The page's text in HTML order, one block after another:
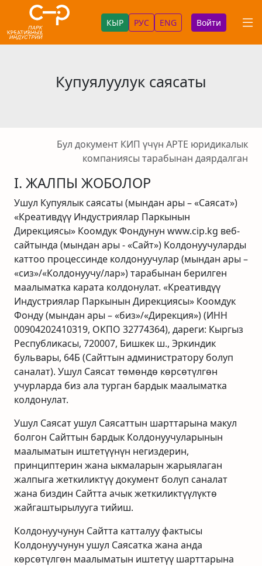
КЫР РУС ENG Войти
Купуялуулук саясаты
Бул документ КИП үчүн АРТЕ юридикалык
компаниясы тарабынан даярдалган
I. ЖАЛПЫ ЖОБОЛОР
Ушул Купуялык саясаты (мындан ары – «Саясат»)
«Креативдүү Индустриялар Паркынын
Дирекциясы» Коомдук Фондунун www.cip.kg веб-
сайтында (мындан ары - «Сайт») Колдонуучуларды
каттоо процессинде колдонуучулар (мындан ары –
«сиз»/«Колдонуучу/лар») тарабынан берилген
маалыматка карата колдонулат. «Креативдүү
Индустриялар Паркынын Дирекциясы» Коомдук
Фонду (мындан ары – «биз»/«Дирекция») (ИНН
00904202410319, ОКПО 32774364), дареги: Кыргыз
Республикасы, 720007, Бишкек ш., Эркиндик
бульвары, 64Б (Сайттын администратору болуп
саналат). Ушул Саясат төмөндө көрсөтүлгөн
учурларда биз ала турган бардык маалыматка
колдонулат.
Ушул Саясат ушул Саясаттын шарттарына макул
болгон Сайттын бардык Колдонуучуларынын
маалыматын иштетүүнүн негиздерин,
принциптерин жана ыкмаларын жарыялаган
жалпыга жеткиликтүү документ болуп саналат
жана биздин Сайтта ачык жеткиликтүүлүктө
жайгаштырылууга тийиш.
Колдонуучунун Сайтта катталуу фактысы
Колдонуучунун ушул Саясатка жана анда
көрсөтүлгөн маалыматын иштетүү шарттарына